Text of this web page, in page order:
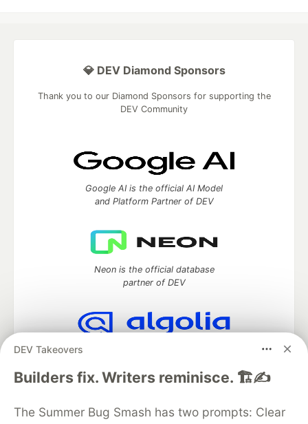
DEV Takeovers
Builders fix. Writers reminisce. 🏗️✍️
The Summer Bug Smash has two prompts: Clear
💎 DEV Diamond Sponsors
Thank you to our Diamond Sponsors for supporting the
DEV Community
Google AI is the official AI Model
and Platform Partner of DEV
Neon is the official database
partner of DEV
Algolia is the official search partner